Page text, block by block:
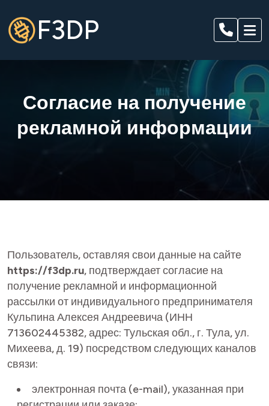
F3DP
Согласие на получение
рекламной информации
Пользователь, оставляя свои данные на сайте
https://f3dp.ru, подтверждает согласие на
получение рекламной и информационной
рассылки от индивидуального предпринимателя
Кульпина Алексея Андреевича (ИНН
713602445382, адрес: Тульская обл., г. Тула, ул.
Михеева, д. 19) посредством следующих каналов
связи:
электронная почта (e-mail), указанная при